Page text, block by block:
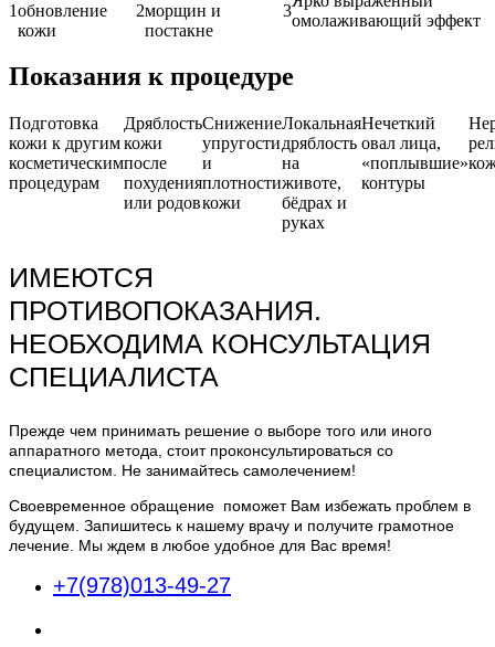
1обновление
кожи
2морщин и
постакне
3
омолаживающий эффект
Показания к процедуре
Подготовка
кожи к другим
косметическим
процедурам
Дряблость
кожи
после
похудения
или родов
Снижение
упругости
и
плотности
кожи
Локальная
дряблость
на
животе,
бёдрах и
руках
Нечеткий
овал лица,
«поплывшие»
контуры
ИМЕЮТСЯ
ПРОТИВОПОКАЗАНИЯ.
НЕОБХОДИМА КОНСУЛЬТАЦИЯ
СПЕЦИАЛИСТА
Прежде чем принимать решение о выборе того или иного
аппаратного метода, стоит проконсультироваться со
специалистом. Не занимайтесь самолечением!
Своевременное обращение поможет Вам избежать проблем в
будущем. Запишитесь к нашему врачу и получите грамотное
лечение. Мы ждем в любое удобное для Вас время!
+7(978)013-49-27